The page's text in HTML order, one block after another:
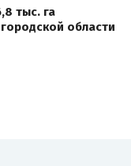
тыс. га
области